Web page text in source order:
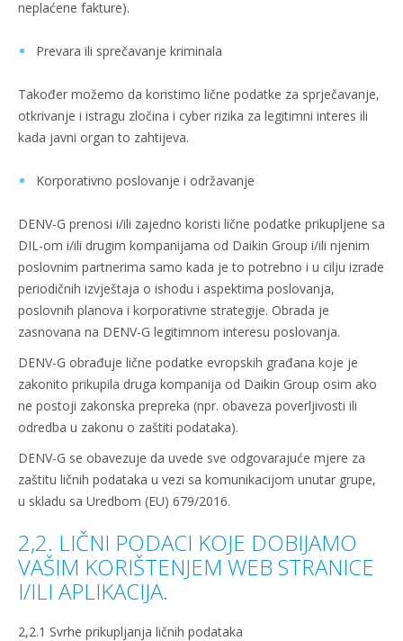
neplaćene fakture).
Prevara ili sprečavanje kriminala
Također možemo da koristimo lične podatke za sprječavanje,
otkrivanje i istragu zločina i cyber rizika za legitimni interes ili
kada javni organ to zahtijeva.
Korporativno poslovanje i održavanje
DENV-G prenosi i/ili zajedno koristi lične podatke prikupljene sa
DIL-om i/ili drugim kompanijama od Daikin Group i/ili njenim
poslovnim partnerima samo kada je to potrebno i u cilju izrade
periodičnih izvještaja o ishodu i aspektima poslovanja,
poslovnih planova i korporativne strategije. Obrada je
zasnovana na DENV-G legitimnom interesu poslovanja.
DENV-G obrađuje lične podatke evropskih građana koje je
zakonito prikupila druga kompanija od Daikin Group osim ako
ne postoji zakonska prepreka (npr. obaveza poverljivosti ili
odredba u zakonu o zaštiti podataka).
DENV-G se obavezuje da uvede sve odgovarajuće mjere za
zaštitu ličnih podataka u vezi sa komunikacijom unutar grupe,
u skladu sa Uredbom (EU) 679/2016.
2,2. LIČNI PODACI KOJE DOBIJAMO
VAŠIM KORIŠTENJEM WEB STRANICE
I/ILI APLIKACIJA.
2,2.1 Svrhe prikupljanja ličnih podataka